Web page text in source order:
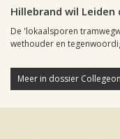
Hillebrand wil
De 'lokaalsporen
wethouder en
Meer in dossier